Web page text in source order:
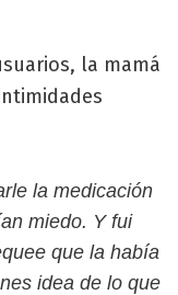
la mamá
la medicación
miedo. Y fui
que la había
idea de lo que